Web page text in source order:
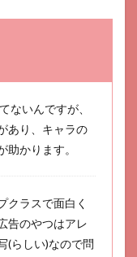
ないんですが、
あり、キャラの
かります。
クラスで面白く
告のやつはアレ
(らしい)なので問